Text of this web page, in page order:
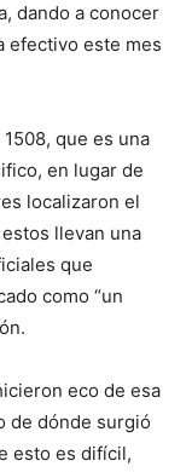
dando a conocer
efectivo este mes
que es una
en lugar de
localizaron el
llevan una
que
como “un
eco de esa
de dónde surgió
esto es difícil,